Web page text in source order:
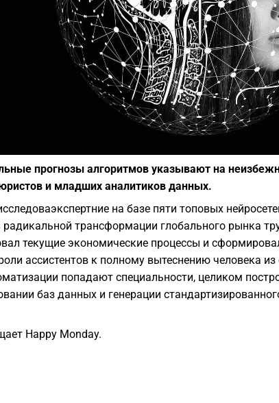
Play
прогнозы алгоритмов указывают на
и младших аналитиков данных.
на базе пяти топовых
радикальной трансформации глобального рынка
текущие экономические процессы и
ассистентов к полному вытеснению человека
попадают специальности, целиком
баз данных и генерации
Happy Monday.